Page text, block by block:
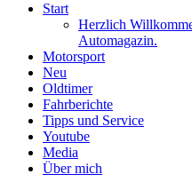
Start
Herzlich
Automagazin.
Motorsport
Neu
Oldtimer
Fahrberichte
Tipps und Service
Youtube
Media
Über mich